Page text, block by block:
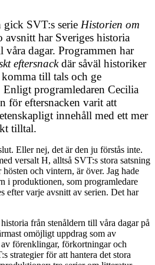
gick SVT:s serie Historien om
har Sveriges historia
dagar. Programmen har
eftersnackdär såväl historiker
till tals och ge
programledaren Cecilia
för eftersnacken varit att
innehåll med ett mer
tilltal.
Eller nej, det är den ju förstås inte.
versalt H, alltså SVT:s stora satsning
och vintern, är över. Jag hade
i produktionen, som programledare
efter varje avsnitt av serien. Det har
från stenåldern till våra dagar på
omöjligt uppdrag som av
förenklingar, förkortningar och
strategier för att hantera det stora